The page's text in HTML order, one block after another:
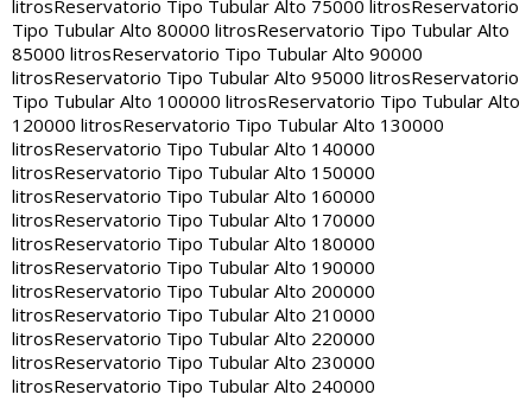
litrosReservatorio Tipo Tubular Alto 75000 litrosReservatorio
Tipo Tubular Alto 80000 litrosReservatorio Tipo Tubular Alto
85000 litrosReservatorio Tipo Tubular Alto 90000
litrosReservatorio Tipo Tubular Alto 95000 litrosReservatorio
Tipo Tubular Alto 100000 litrosReservatorio Tipo Tubular Alto
120000 litrosReservatorio Tipo Tubular Alto 130000
litrosReservatorio Tipo Tubular Alto 140000
litrosReservatorio Tipo Tubular Alto 150000
litrosReservatorio Tipo Tubular Alto 160000
litrosReservatorio Tipo Tubular Alto 170000
litrosReservatorio Tipo Tubular Alto 180000
litrosReservatorio Tipo Tubular Alto 190000
litrosReservatorio Tipo Tubular Alto 200000
litrosReservatorio Tipo Tubular Alto 210000
litrosReservatorio Tipo Tubular Alto 220000
litrosReservatorio Tipo Tubular Alto 230000
litrosReservatorio Tipo Tubular Alto 240000